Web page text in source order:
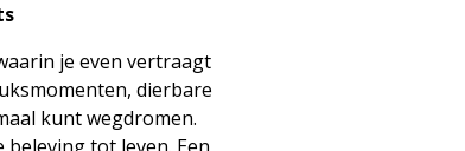
je even vertraagt
dierbare
kunt wegdromen.